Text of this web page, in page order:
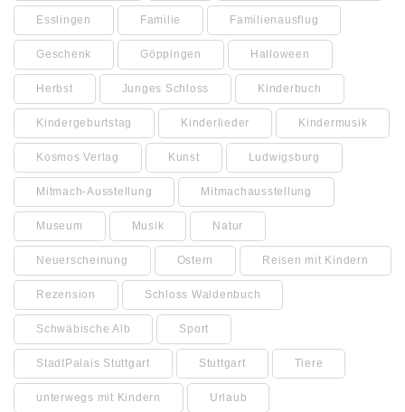
Esslingen Familie Familienausflug
Geschenk Göppingen Halloween
Herbst Junges Schloss Kinderbuch
Kindergeburtstag Kinderlieder Kindermusik
Kosmos Verlag Kunst Ludwigsburg
Mitmach-Ausstellung Mitmachausstellung
Museum Musik Natur
Neuerscheinung Ostern Reisen mit Kindern
Rezension Schloss Waldenbuch
Schwäbische Alb Sport
StadtPalais Stuttgart Stuttgart Tiere
unterwegs mit Kindern Urlaub